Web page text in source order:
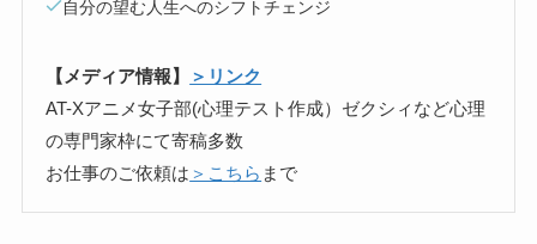
自分の望む人生へのシフトチェンジ
【メディア情報】
＞リンク
AT-Xアニメ女子部(心理テスト作成）ゼクシィなど心理
の専門家枠にて寄稿多数
お仕事のご依頼は ＞こちら まで